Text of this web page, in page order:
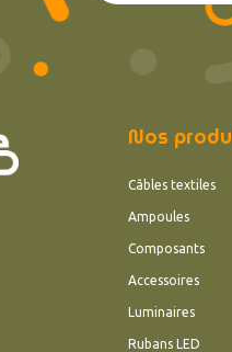
Nos
Câbles textiles
Ampoules
Composants
Accessoires
Luminaires
Rubans LED